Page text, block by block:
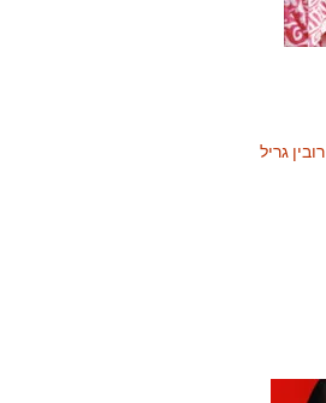
רובין גריל